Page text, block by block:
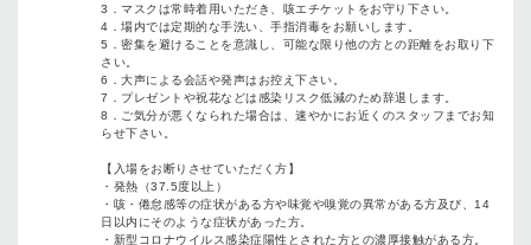
3．マスクは常時着用いただき、咳エチケットをお守り下さい。
4．場内では定期的な手洗い、手指消毒をお願いします。
5．密集を避けることを意識し、可能な限り他の方との距離をお取り下
さい。
6．大声による会話や発声はお控え下さい。
7．プレゼントや祝花などは感染リスク低減のため辞退します。
8．ご気分が悪くなられた場合は、速やかにお近くのスタッフまでお知
らせ下さい。
【入場をお断りさせていただく方】
・発熱（37.5度以上）
・咳・倦怠感等の症状がある方や味覚や嗅覚の異常がある方及び、14
日以内にそのような症状があった方。
・新型コロナウイルス感染症陽性とされた方との濃厚接触がある方。